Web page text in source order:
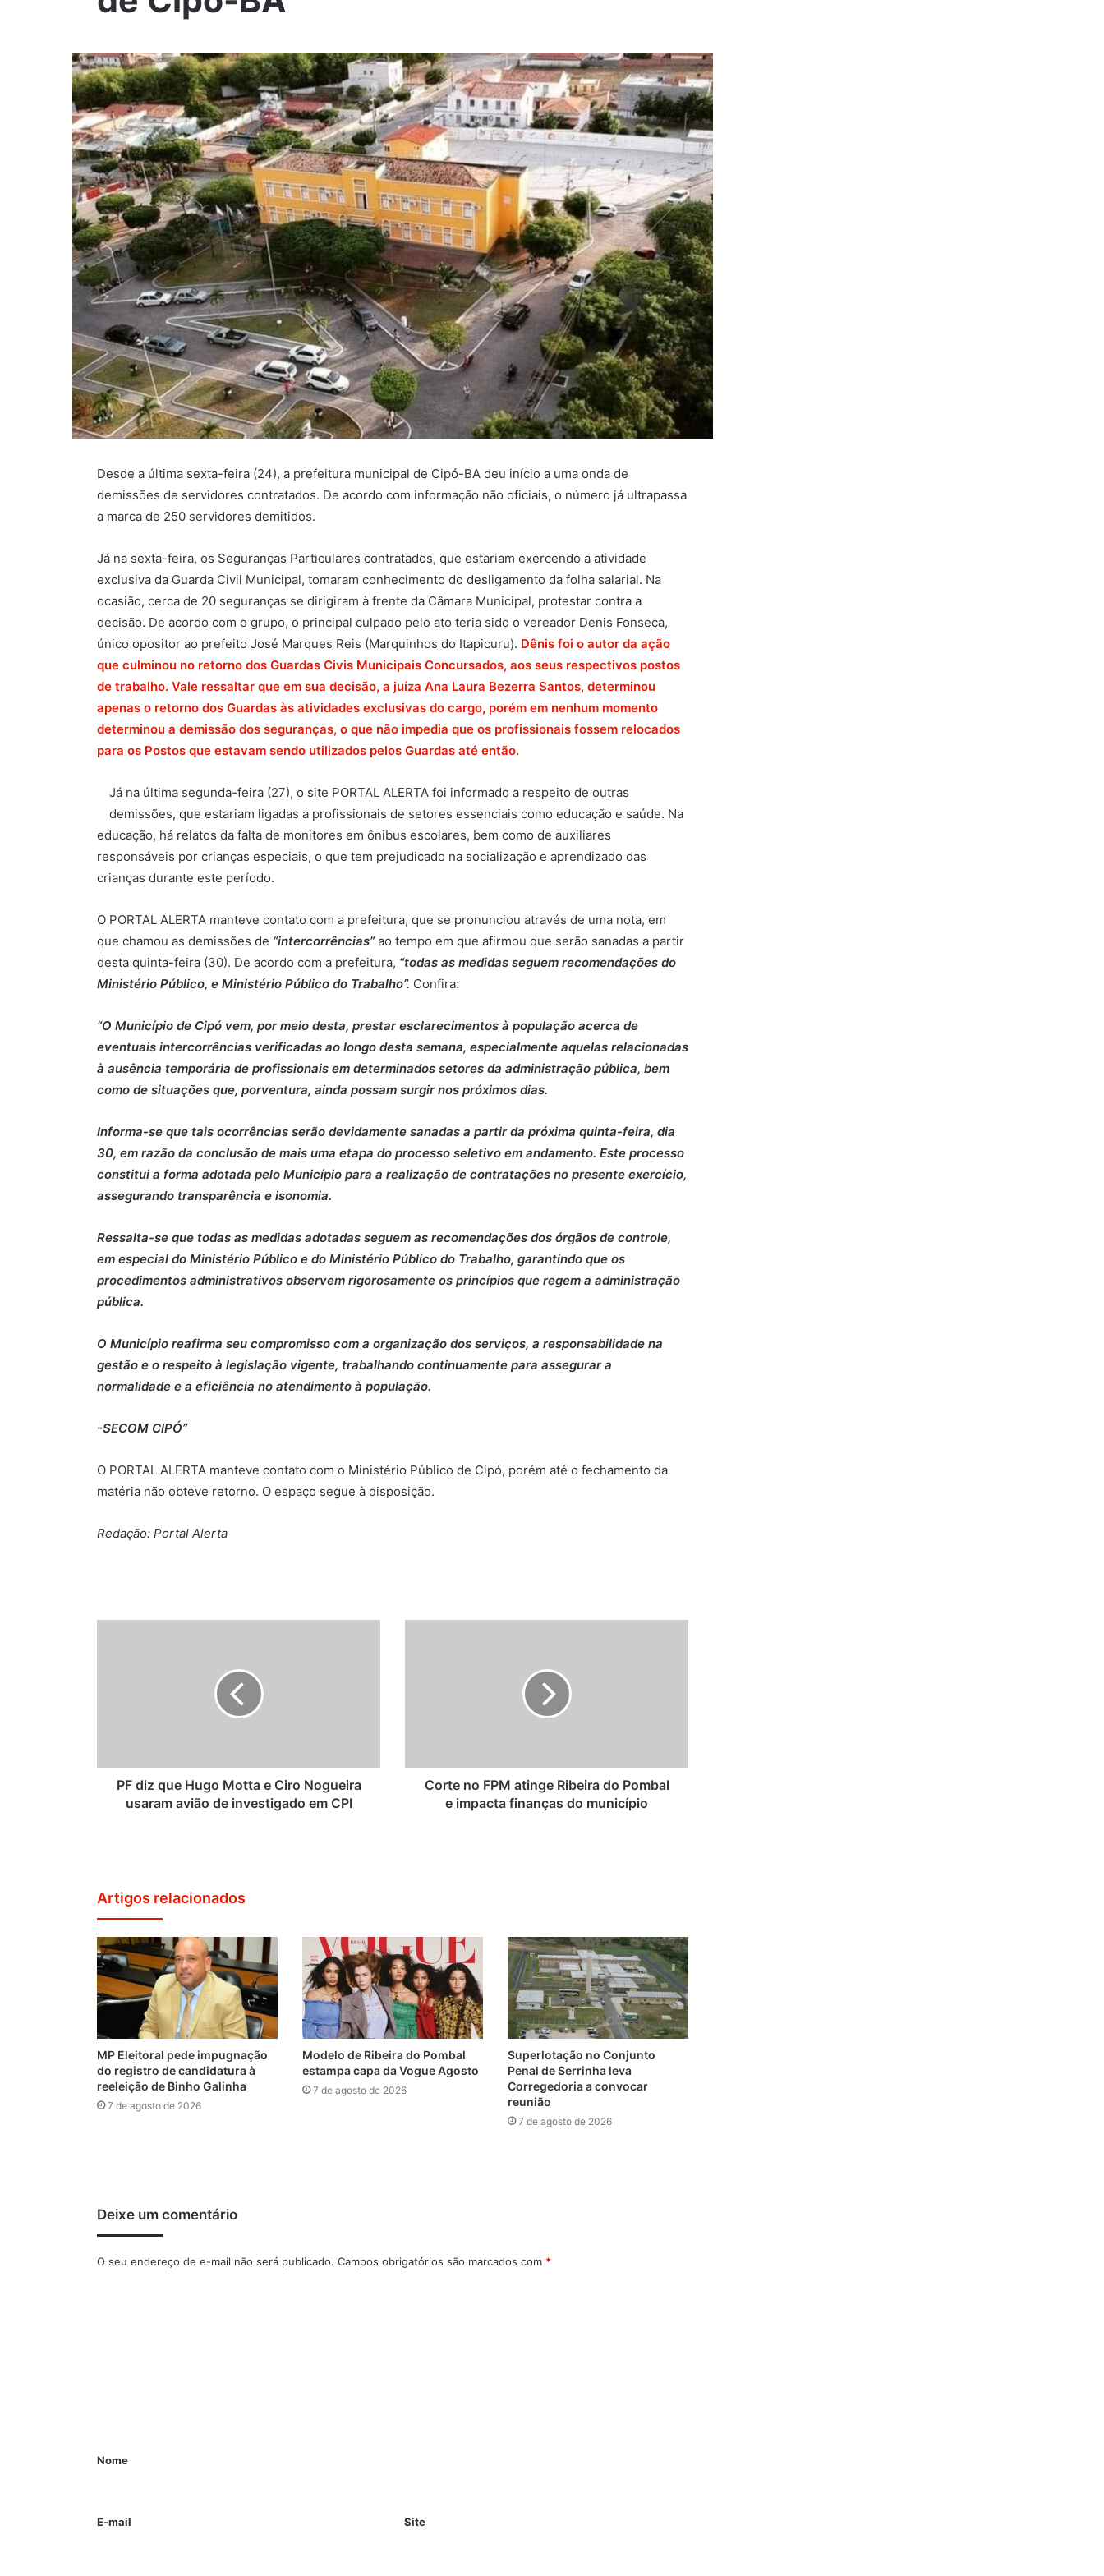
Desde a última sexta-feira (24), a prefeitura municipal de Cipó-BA deu início a uma onda de
demissões de servidores contratados. De acordo com informação não oficiais, o número já ultrapassa
a marca de 250 servidores demitidos.
Já na sexta-feira, os Seguranças Particulares contratados, que estariam exercendo a atividade
exclusiva da Guarda Civil Municipal, tomaram conhecimento do desligamento da folha salarial. Na
ocasião, cerca de 20 seguranças se dirigiram à frente da Câmara Municipal, protestar contra a
decisão. De acordo com o grupo, o principal culpado pelo ato teria sido o vereador Denis Fonseca,
único opositor ao prefeito José Marques Reis (Marquinhos do Itapicuru). Dênis foi o autor da ação
que culminou no retorno dos Guardas Civis Municipais Concursados, aos seus respectivos postos
de trabalho. Vale ressaltar que em sua decisão, a juíza Ana Laura Bezerra Santos, determinou
apenas o retorno dos Guardas às atividades exclusivas do cargo, porém em nenhum momento
determinou a demissão dos seguranças, o que não impedia que os profissionais fossem relocados
para os Postos que estavam sendo utilizados pelos Guardas até então.
Já na última segunda-feira (27), o site PORTAL ALERTA foi informado a respeito de outras
demissões, que estariam ligadas a profissionais de setores essenciais como educação e saúde. Na
educação, há relatos da falta de monitores em ônibus escolares, bem como de auxiliares
responsáveis por crianças especiais, o que tem prejudicado na socialização e aprendizado das
crianças durante este período.
O PORTAL ALERTA manteve contato com a prefeitura, que se pronunciou através de uma nota, em
que chamou as demissões de “intercorrências”ao tempo em que afirmou que serão sanadas a partir
desta quinta-feira (30). De acordo com a prefeitura, “todas as medidas seguem recomendações do
Ministério Público, e Ministério Público do Trabalho”. Confira:
“O Município de Cipó vem, por meio desta, prestar esclarecimentos à população acerca de
eventuais intercorrências verificadas ao longo desta semana, especialmente aquelas relacionadas
à ausência temporária de profissionais em determinados setores da administração pública, bem
como de situações que, porventura, ainda possam surgir nos próximos dias.
Informa-se que tais ocorrências serão devidamente sanadas a partir da próxima quinta-feira, dia
30, em razão da conclusão de mais uma etapa do processo seletivo em andamento. Este processo
constitui a forma adotada pelo Município para a realização de contratações no presente exercício,
assegurando transparência e isonomia.
Ressalta-se que todas as medidas adotadas seguem as recomendações dos órgãos de controle,
em especial do Ministério Público e do Ministério Público do Trabalho, garantindo que os
procedimentos administrativos observem rigorosamente os princípios que regem a administração
pública.
O Município reafirma seu compromisso com a organização dos serviços, a responsabilidade na
gestão e o respeito à legislação vigente, trabalhando continuamente para assegurar a
normalidade e a eficiência no atendimento à população.
-SECOM CIPÓ”
O PORTAL ALERTA manteve contato com o Ministério Público de Cipó, porém até o fechamento da
matéria não obteve retorno. O espaço segue à disposição.
Redação: Portal Alerta
PF diz que Hugo Motta e Ciro Nogueira
usaram avião de investigado em CPI
Corte no FPM atinge Ribeira do Pombal
e impacta finanças do município
Artigos relacionados
MP Eleitoral pede impugnação
do registro de candidatura à
reeleição de Binho Galinha
7 de agosto de 2026
Modelo de Ribeira do Pombal
estampa capa da Vogue Agosto
7 de agosto de 2026
Superlotação no Conjunto
Penal de Serrinha leva
Corregedoria a convocar
reunião
7 de agosto de 2026
Deixe um comentário
O seu endereço de e-mail não será publicado. Campos obrigatórios são marcados com *
Nome
E-mail Site